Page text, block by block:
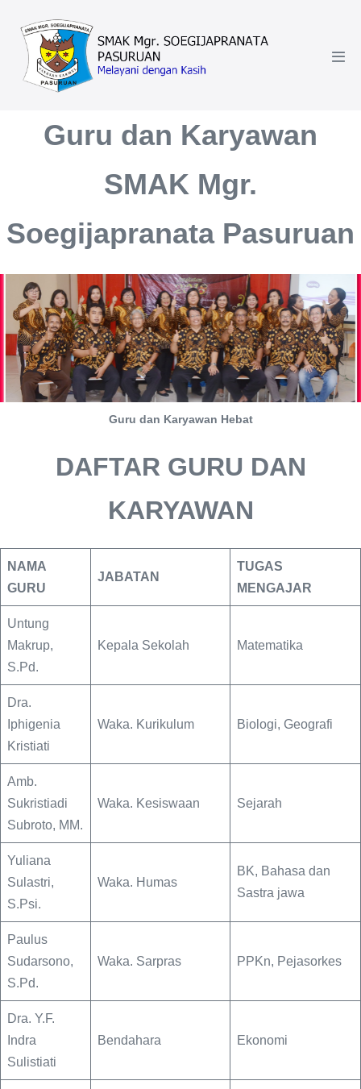
konten
Guru dan Karyawan
SMAK Mgr.
Soegijapranata Pasuruan
Guru dan Karyawan Hebat
DAFTAR GURU DAN
KARYAWAN
NAMA
GURU
JABATAN
TUGAS
MENGAJAR
Untung
Makrup,
S.Pd.
Kepala Sekolah Matematika
Dra.
Iphigenia
Kristiati
Waka. Kurikulum Biologi, Geografi
Amb.
Sukristiadi
Subroto, MM.
Waka. Kesiswaan Sejarah
Yuliana
Sulastri,
S.Psi.
Waka. Humas
BK, Bahasa dan
Sastra jawa
Paulus
Sudarsono,
S.Pd.
Waka. Sarpras PPKn, Pejasorkes
Dra. Y.F.
Indra
Sulistiati
Bendahara Ekonomi